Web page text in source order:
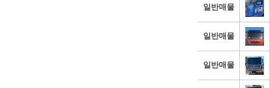
일반매물
일반매물
일반매물